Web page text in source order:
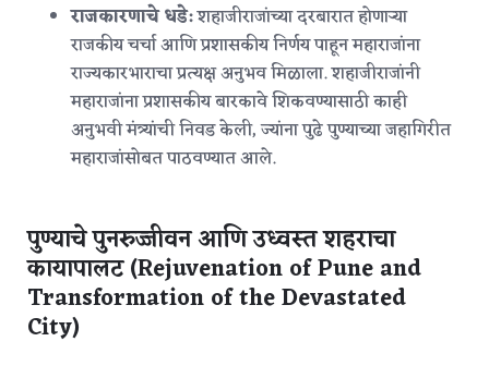
राजकारणाचे धडे:शहाजीराजांच्या दरबारात होणाऱ्या
राजकीय चर्चा आणि प्रशासकीय निर्णय पाहून महाराजांना
राज्यकारभाराचा प्रत्यक्ष अनुभव मिळाला. शहाजीराजांनी
महाराजांना प्रशासकीय बारकावे शिकवण्यासाठी काही
अनुभवी मंत्र्यांची निवड केली, ज्यांना पुढे पुण्याच्या जहागिरीत
महाराजांसोबत पाठवण्यात आले.
पुण्याचे पुनरुज्जीवन आणि उध्वस्त शहराचा
कायापालट (Rejuvenation of Pune and
Transformation of the Devastated
City)